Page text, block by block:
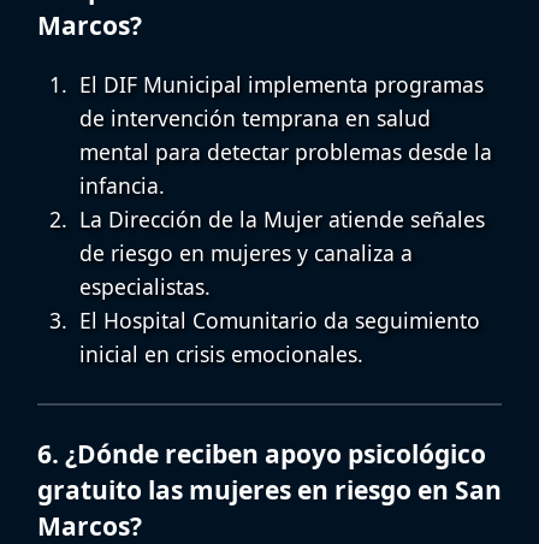
Marcos?
El DIF Municipal implementa programas
de intervención temprana en salud
mental para detectar problemas desde la
infancia.
La Dirección de la Mujer atiende señales
de riesgo en mujeres y canaliza a
especialistas.
El Hospital Comunitario da seguimiento
inicial en crisis emocionales.
6. ¿Dónde reciben apoyo psicológico
gratuito las mujeres en riesgo en San
Marcos?